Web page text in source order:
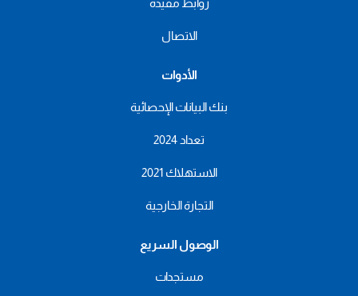
روابط مفيدة
الاتصال
الأدوات
بنك البيانات الإحصائية
تعداد 2024
الاستهلاك 2021
التجارة الخارجية
الوصول السريع
مستجدات